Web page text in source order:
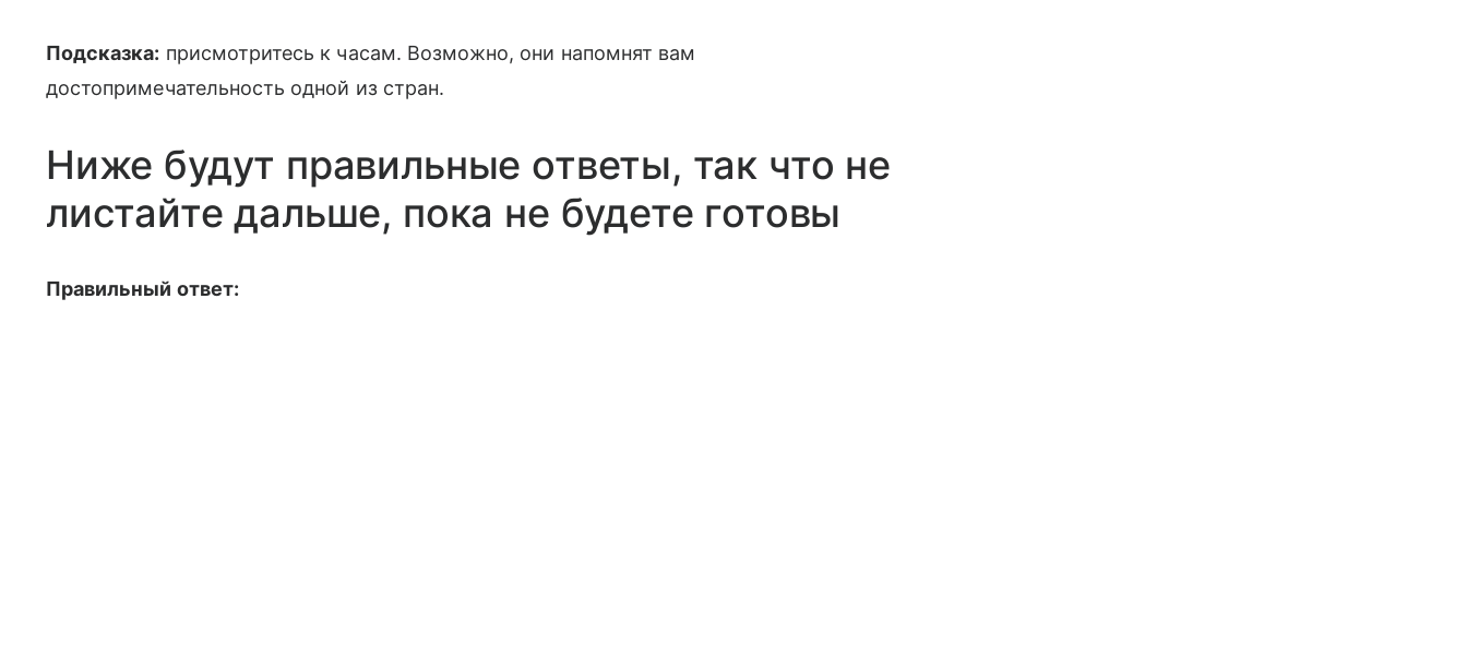
Подсказка: присмотритесь к часам. Возможно, они напомнят вам
достопримечательность одной из стран.
Ниже будут правильные ответы, так что не
листайте дальше, пока не будете готовы
Правильный ответ: